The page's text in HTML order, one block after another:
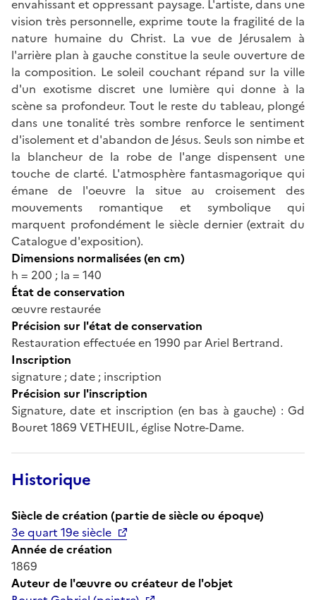
envahissant et oppressant paysage. L'artiste, dans une
vision très personnelle, exprime toute la fragilité de la
nature humaine du Christ. La vue de Jérusalem à
l'arrière plan à gauche constitue la seule ouverture de
la composition. Le soleil couchant répand sur la ville
d'un exotisme discret une lumière qui donne à la
scène sa profondeur. Tout le reste du tableau, plongé
dans une tonalité très sombre renforce le sentiment
d'isolement et d'abandon de Jésus. Seuls son nimbe et
la blancheur de la robe de l'ange dispensent une
touche de clarté. L'atmosphère fantasmagorique qui
émane de l'oeuvre la situe au croisement des
mouvements romantique et symbolique qui
marquent profondément le siècle dernier (extrait du
Catalogue d'exposition).
Dimensions normalisées (en cm)
h = 200 ; la = 140
État de conservation
œuvre restaurée
Précision sur l'état de conservation
Restauration effectuée en 1990 par Ariel Bertrand.
Inscription
signature ; date ; inscription
Précision sur l'inscription
Signature, date et inscription (en bas à gauche) : Gd
Bouret 1869 VETHEUIL, église Notre-Dame.
Historique
Siècle de création (partie de siècle ou époque)
3e quart 19e siècle
Année de création
1869
Auteur de l'œuvre ou créateur de l'objet